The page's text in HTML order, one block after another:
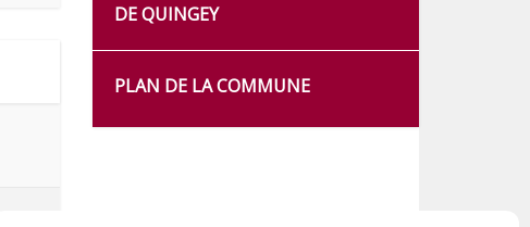
DE QUINGEY
PLAN DE LA COMMUNE